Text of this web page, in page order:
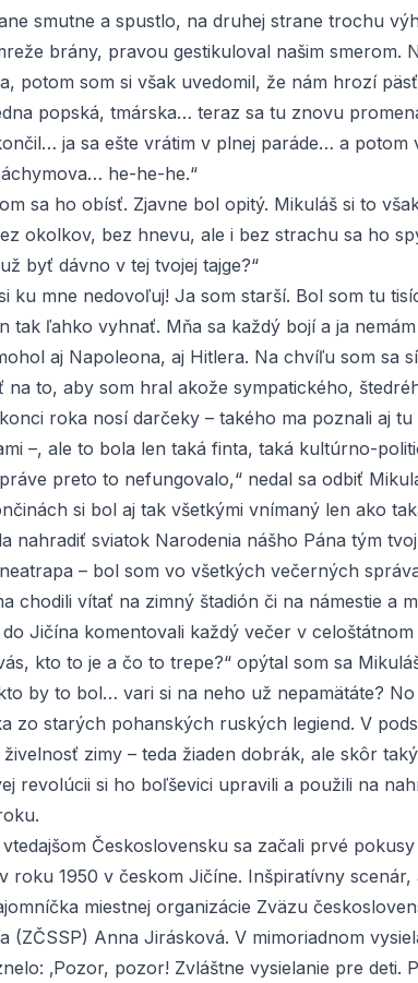
smutne a spustlo, na druhej strane trochu
brány, pravou gestikuloval našim smerom.
potom som si však uvedomil, že nám hrozí
popská, tmárska… teraz sa tu znovu
ja sa ešte vrátim v plnej paráde… a
he-he-he.“
sa ho obísť. Zjavne bol opitý. Mikuláš si to
okolkov, bez hnevu, ale i bez strachu sa ho
byť dávno v tej tvojej tajge?“
ku mne nedovoľuj! Ja som starší. Bol som tu
tak ľahko vyhnať. Mňa sa každý bojí a ja
aj Napoleona, aj Hitlera. Na chvíľu som sa
na to, aby som hral akože sympatického,
roka nosí darčeky – takého ma poznali aj
–, ale to bola len taká finta, taká kultúrno-
preto to nefungovalo,“ nedal sa odbiť
si bol aj tak všetkými vnímaný len ako
nahradiť sviatok Narodenia nášho Pána tým
– bol som vo všetkých večerných
chodili vítať na zimný štadión či na námestie a
do Jičína komentovali každý večer v celoštátnom
kto to je a čo to trepe?“ opýtal som sa
by to bol… vari si na neho už nepamätáte?
zo starých pohanských ruských legiend. V
zimy – teda žiaden dobrák, ale skôr taký
revolúcii si ho boľševici upravili a použili na
Československu sa začali prvé
roku 1950 v českom Jičíne. Inšpiratívny scenár,
miestnej organizácie Zväzu
(ZČSSP) Anna Jirásková. V mimoriadnom
‚Pozor, pozor! Zvláštne vysielanie pre deti.